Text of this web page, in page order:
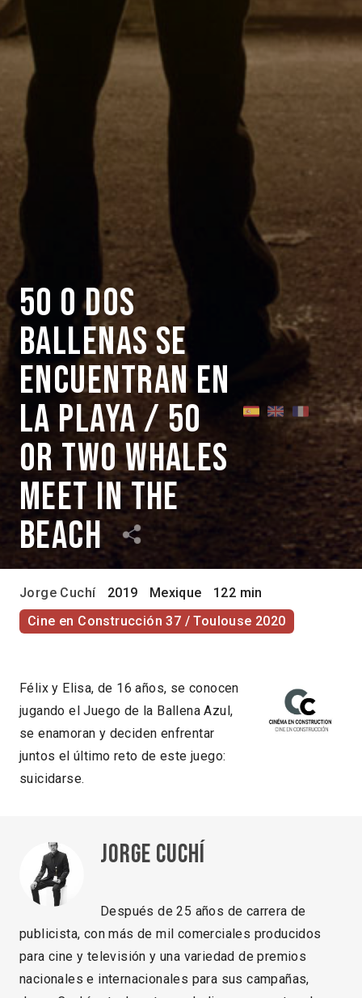
50 o dos
ballenas se
encuentran en
la playa / 50
or Two Whales
Meet in the
Beach
Jorge Cuchí 2019 Mexique
122 min
Cine en Construcción 37 / Toulouse 2020
Félix y Elisa, de 16 años, se conocen
jugando el Juego de la Ballena Azul,
se enamoran y deciden enfrentar
juntos el último reto de este juego:
suicidarse.
Jorge Cuchí
Después de 25 años de carrera de
publicista, con más de mil comerciales producidos
para cine y televisión y una variedad de premios
nacionales e internacionales para sus campañas,